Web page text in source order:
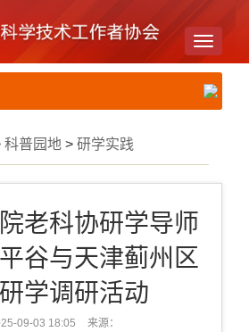
Toggle
科普园地 > 研学实践
老科协研学导师
谷与天津蓟州区
学调研活动
09-03 18:05 来源：